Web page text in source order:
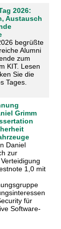
2026:
Austausch
begrüßte
Alumni
zum
KIT. Lesen
Sie die
Tages.
Grimm
Daniel
zur
1,0 mit
für
Software-